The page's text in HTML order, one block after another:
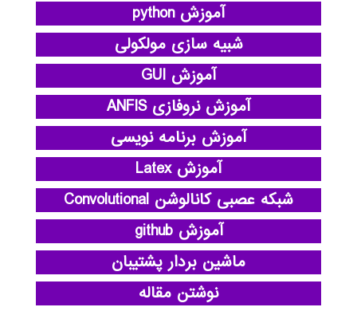
آموزش python
شبیه سازی مولکولی
آموزش GUI
آموزش نروفازی ANFIS
آموزش برنامه نویسی
آموزش Latex
شبکه عصبی کانالوشن Convolutional
آموزش github
ماشین بردار پشتیبان
نوشتن مقاله